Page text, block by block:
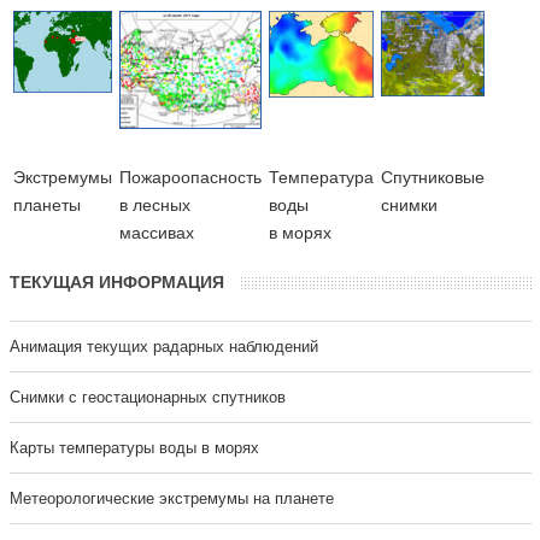
Экстремумы
планеты
Пожароопасность
в лесных
массивах
Температура
воды
в морях
Cпутниковые
снимки
ТЕКУЩАЯ ИНФОРМАЦИЯ
Анимация текущих радарных наблюдений
Cнимки с геостационарных спутников
Карты температуры воды в морях
Метеорологические экстремумы на планете